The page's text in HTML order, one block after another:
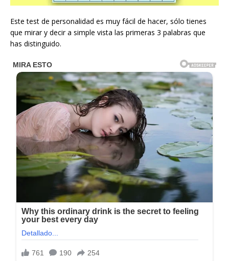
Este test de personalidad es muy fácil de hacer, sólo tienes
que mirar y decir a simple vista las primeras 3 palabras que
has distinguido.